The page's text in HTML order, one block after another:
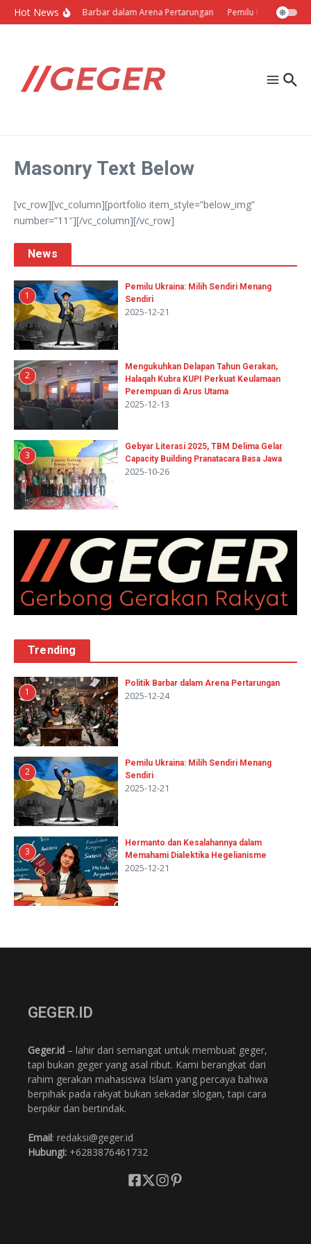
Lewati ke konten
Hot NewsPolitik Barbar dalam Arena Pertarungan Pemilu Ukraina:
Masonry Text Below
[vc_row][vc_column][portfolio item_style=”below_img”
number=”11″][/vc_column][/vc_row]
News
1
Pemilu Ukraina: Milih Sendiri Menang
Sendiri
2025-12-21
2
Mengukuhkan Delapan Tahun Gerakan,
Halaqah Kubra KUPI Perkuat Keulamaan
Perempuan di Arus Utama
2025-12-13
3
Gebyar Literasi 2025, TBM Delima Gelar
Capacity Building Pranatacara Basa Jawa
2025-10-26
Trending
1
Politik Barbar dalam Arena Pertarungan
2025-12-24
2
Pemilu Ukraina: Milih Sendiri Menang
Sendiri
2025-12-21
3
Hermanto dan Kesalahannya dalam
Memahami Dialektika Hegelianisme
2025-12-21
GEGER.ID
Geger.id – lahir dari semangat untuk membuat geger,
tapi bukan geger yang asal ribut. Kami berangkat dari
rahim gerakan mahasiswa Islam yang percaya bahwa
berpihak pada rakyat bukan sekadar slogan, tapi cara
berpikir dan bertindak.
Email: redaksi@geger.id
Hubungi: +6283876461732